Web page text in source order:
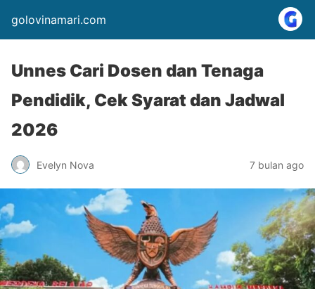
golovinamari.com
Unnes Cari Dosen dan Tenaga
Pendidik, Cek Syarat dan Jadwal
2026
Evelyn Nova 7 bulan ago